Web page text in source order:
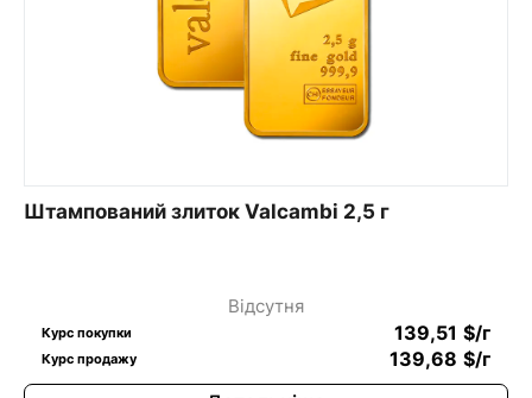
Штампований злиток Valcambi 2,5 г
Відсутня
Курс покупки 139,51 $/г
Курс продажу 139,68 $/г